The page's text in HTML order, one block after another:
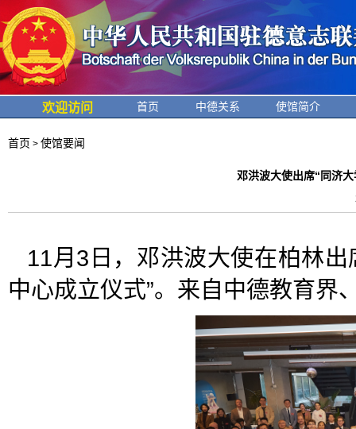
欢迎访问 首页 中德关系 使馆简介
首页 > 使馆要闻
邓洪波大使出席“同济
11月3日，邓洪波大使在柏林
中心成立仪式”。来自中德教育界